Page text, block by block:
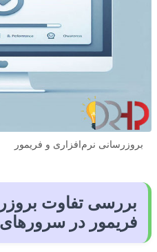
بروزرسانی نرم‌افزاری و فریمور
بررسی تفاوت
فریمور در